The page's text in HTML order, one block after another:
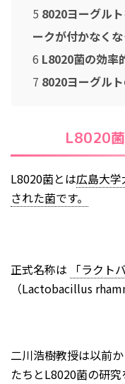
2018年12月
2018年11月
2018年5月
2018年4月
2017年10月
2017年6月
2015年6月
2015年3月
5 8020ヨーグル
ークが付かなくな
6 L8020菌の効率
7 8020ヨーグル
L8020
L8020菌とは広島大学
された菌です。
正式名称は
「ラクト
（Lactobacillus
二川浩樹教授は以前
たちとL8020菌の研究